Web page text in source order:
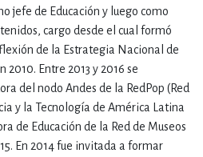
jefe de Educación y luego como
cargo desde el cual formó
de la Estrategia Nacional de
Entre 2013 y 2016 se
del nodo Andes de la RedPop (Red
y la Tecnología de América Latina
de Educación de la Red de Museos
En 2014 fue invitada a formar